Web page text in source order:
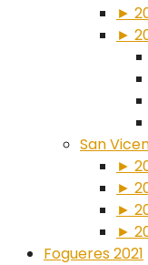
►
►
San
►
►
►
►
Fogueres 2021